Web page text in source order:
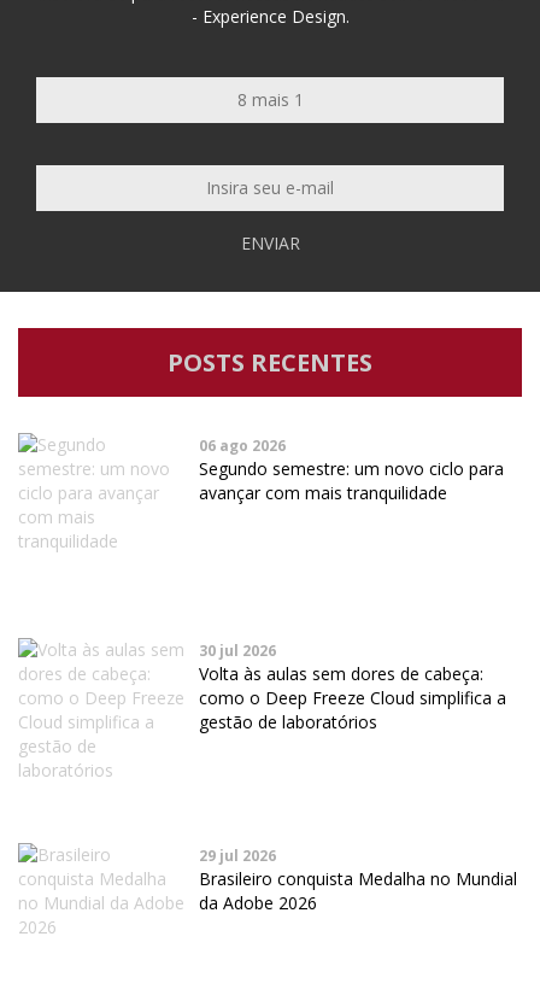
- Experience Design.
ENVIAR
POSTS RECENTES
06 ago 2026
Segundo semestre: um novo ciclo para
avançar com mais tranquilidade
30 jul 2026
Volta às aulas sem dores de cabeça:
como o Deep Freeze Cloud simplifica a
gestão de laboratórios
29 jul 2026
Brasileiro conquista Medalha no Mundial
da Adobe 2026